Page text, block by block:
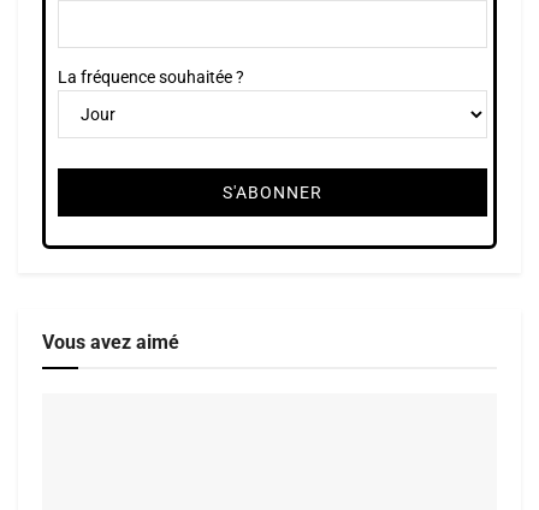
La fréquence souhaitée ?
Vous avez aimé